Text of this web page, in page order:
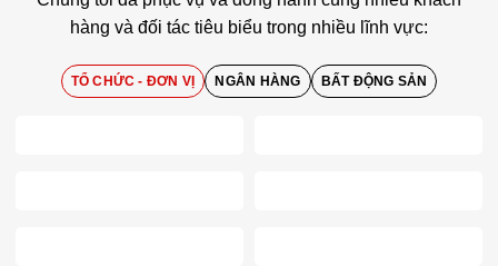
hàng và đối tác tiêu biểu trong nhiều lĩnh vực:
TỔ CHỨC - ĐƠN VỊ NGÂN HÀNG BẤT ĐỘNG SẢN